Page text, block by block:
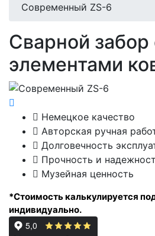
Современный ZS-6
Сварной забор
элементами
Немецкое качество
Авторская ручная
Долговечность
Прочность и
Музейная ценность
*Стоимость калькулируется
индивидуально.